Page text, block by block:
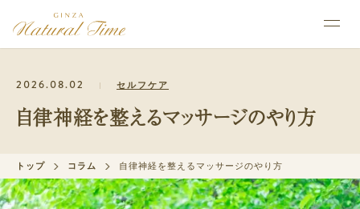
2026.08.02 セルフケア
自律神経を整えるマッサージのやり方
トップ コラム 自律神経を整えるマッサージのやり方